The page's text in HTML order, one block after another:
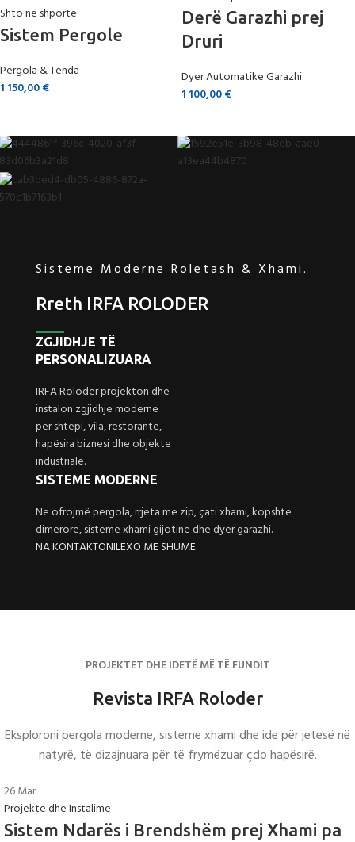
Shto në shportë
Sistem Pergole
Pergola & Tenda
1 150,00€
Derë Garazhi prej
Druri
Dyer Automatike Garazhi
1 100,00€
Sisteme Moderne Roletash & Xhami.
Rreth IRFA ROLODER
ZGJIDHJE TË
PERSONALIZUARA
IRFA Roloder projekton dhe
instalon zgjidhje moderne
për shtëpi, vila, restorante,
hapësira biznesi dhe objekte
industriale.
SISTEME MODERNE
Ne ofrojmë pergola, rrjeta me zip, çati xhami, kopshte
dimërore, sisteme xhami gijotine dhe dyer garazhi.
NA KONTAKTONILEXO MË SHUMË
PROJEKTET DHE IDETË MË TË FUNDIT
Revista IRFA Roloder
Eksploroni pergola moderne, sisteme xhami dhe ide për jetesë në
natyrë, të dizajnuara për të frymëzuar çdo hapësirë.
26Mar
Projekte dhe Instalime
Sistem Ndarës i Brendshëm prej Xhami pa